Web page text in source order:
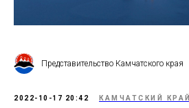
Представительство Камчатского края
2022-10-17 20:42 КАМЧАТСКИЙ КРАЙ